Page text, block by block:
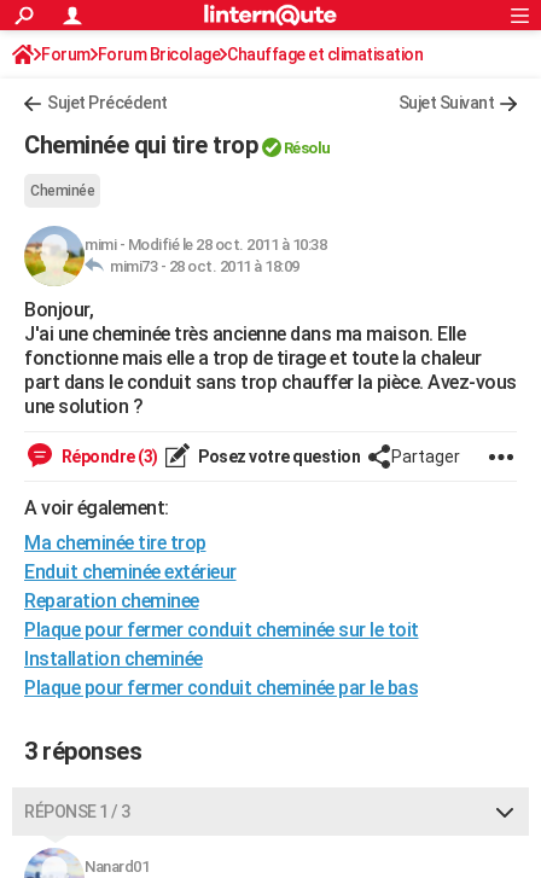
ACTUALITÉS
Politique
Société
Faits Divers
Education
Monde
Villes
+
AUTO
Essais
Réserver un essai
Citadines
Berlines
SUV
Forum auto
+HIGH-TECH
Mobiles
Meilleur smartphone
Internet
Ordinateurs
Jeux vidéo
Guide high-tech
+BRICOLAGE
Forum
Aménagement intérieur
Extérieur
Cuisine
Salle de bains
Jardinage
Rangement
WEEK-END
Guides de France
Escapades
Patrimoine
Expositions
Musées
Week-end nature
+
Art de vivre
Bien-être
Loisirs
Mode
Modes de vie
SANTE
Alimentation
Guide de la santé
Maladies
Médicaments
Sommeil
Destinations
City break
Voyage nature
Voyage de noces
Forum
Climat
+PHOTO
GUIDES D'ACHAT
BONS PLANS
Carte de Noël
Carte Bonne année
Carte Saint-Valentin
Carte Pâques
Carte d'anniversaire
DICTIONNAIRE
Dictionnaire
Biographies
Citations
Expressions
Proverbes
PROGRAMME TV
COPAINS D'AVANT
Rechercher
S'inscrire
Connexion
Forum Forum Bricolage Chauffage et climatisation
Sujet Précédent Sujet Suivant
Cheminée qui tire trop Résolu
Cheminée
mimi- Modifié le 28 oct. 2011 à 10:38
mimi73 - 28 oct. 2011 à 18:09
Bonjour,
J'ai une cheminée très ancienne dans ma maison. Elle
fonctionne mais elle a trop de tirage et toute la chaleur
part dans le conduit sans trop chauffer la pièce. Avez-vous
une solution ?
Répondre (3) Posez votre question Partager
A voir également:
Ma cheminée tire trop
Enduit cheminée extérieur
Reparation cheminee
Plaque pour fermer conduit cheminée sur le toit
Installation cheminée
Plaque pour fermer conduit cheminée par le bas
3 réponses
RÉPONSE 1 / 3
Nanard01